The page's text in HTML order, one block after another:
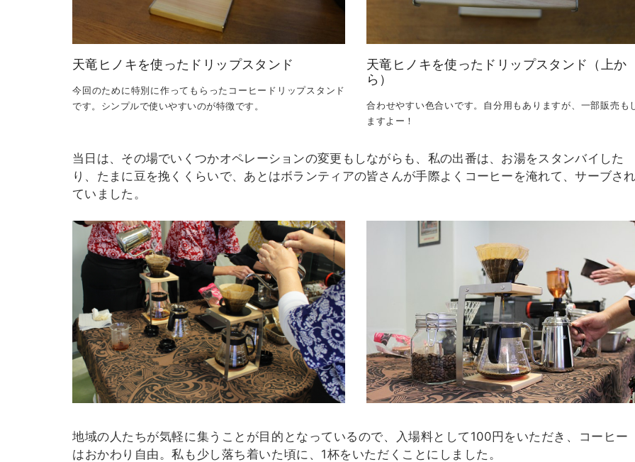
天竜ヒノキを使ったドリップスタンド
今回のために特別に作ってもらったコーヒードリップスタンド
です。シンプルで使いやすいのが特徴です。
天竜ヒノキを使ったドリップスタンド（上か
ら）
合わせやすい色合いです。自分用もありますが、一部販売も
ますよー！
当日は、その場でいくつかオペレーションの変更もしながらも、私の出番は、お湯をスタンバイした
り、たまに豆を挽くくらいで、あとはボランティアの皆さんが手際よくコーヒーを淹れて、サーブさ
ていました。
地域の人たちが気軽に集うことが目的となっているので、入場料として100円をいただき、コーヒー
はおかわり自由。私も少し落ち着いた頃に、1杯をいただくことにしました。